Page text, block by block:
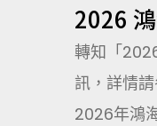
2026
轉知「
訊，詳情
2026年鴻